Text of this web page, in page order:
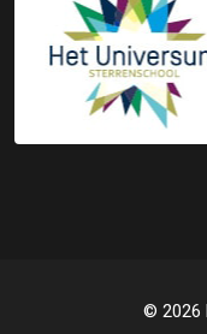
© 2026